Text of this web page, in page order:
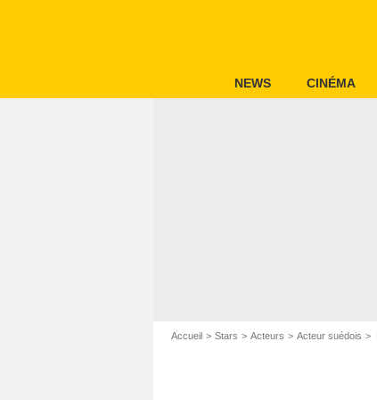
NEWS CINÉMA
Accueil Stars Acteurs Acteur suédois